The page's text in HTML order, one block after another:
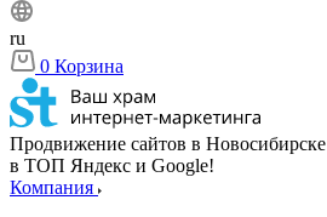
ru
0 Корзина
Продвижение сайтов в Новосибирске
в ТОП Яндекс и Google!
Компания